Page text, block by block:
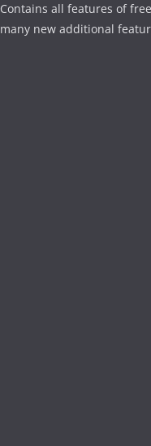
Contains all features of
many new additional